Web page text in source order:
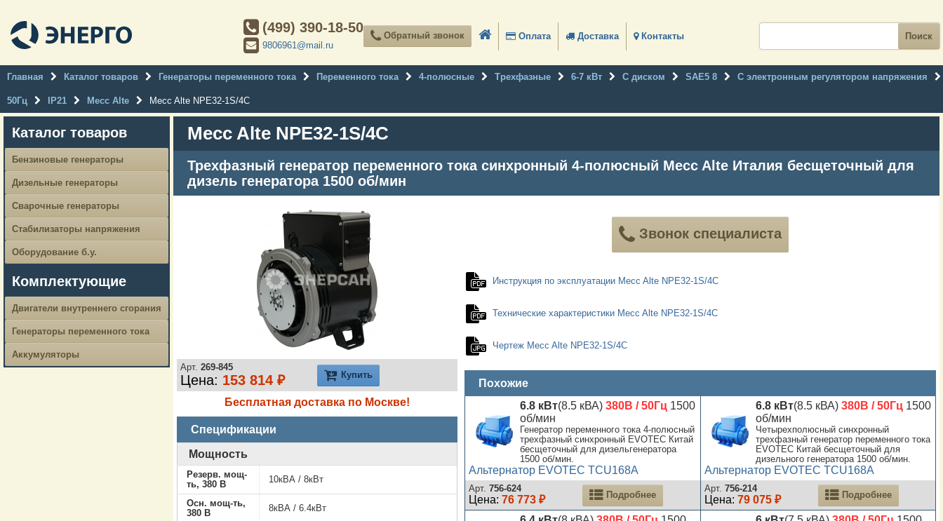
(499) 390-18-50
9806961@mail.ru
Обратный звонок Оплата Доставка Контакты
Главная Каталог товаров Генераторы переменного тока Переменного тока 4-полюсные Трехфазные 6-7 кВт С диском SAE5 8 С электронным регулятором напряжения
50Гц IP21 Mecc Alte Mecc Alte NPE32-1S/4C
Каталог товаров
Бензиновые генераторы
Дизельные генераторы
Сварочные генераторы
Стабилизаторы напряжения
Оборудование б.у.
Комплектующие
Двигатели внутреннего сгорания
Генераторы переменного тока
Аккумуляторы
Mecc Alte NPE32-1S/4C
Трехфазный генератор переменного тока синхронный 4-полюсный Mecc Alte Италия бесщеточный для
дизель генератора 1500 об/мин
Арт. 269-845
Цена: 153 814 ₽ Купить
Бесплатная доставка по Москве!
Спецификации
Мощность
Резерв. мощ-
ть, 380 В
10кВА / 8кВт
Осн. мощ-ть,
380 В
8кВА / 6.4кВт
Звонок специалиста
Инструкция по эксплуатации Mecc Alte NPE32-1S/4C
Технические характеристики Mecc Alte NPE32-1S/4C
Чертеж Mecc Alte NPE32-1S/4C
Похожие
6.8 кВт(8.5 кВА) 380В / 50Гц 1500
об/мин
Генератор переменного тока 4-полюсный
трехфазный синхронный EVOTEC Китай
бесщеточный для дизельгенератора
1500 об/мин.
Альтернатор EVOTEC TCU168A
Арт. 756-624
Цена: 76 773 ₽ Подробнее
6.8 кВт(8.5 кВА) 380В / 50Гц1500
об/мин
Четырехполюсный синхронный
трехфазный генератор переменного тока
EVOTEC Китай бесщеточный для
дизельного генератора 1500 об/мин.
Альтернатор EVOTEC TCU168A
Арт. 756-214
Цена: 79 075 ₽ Подробнее